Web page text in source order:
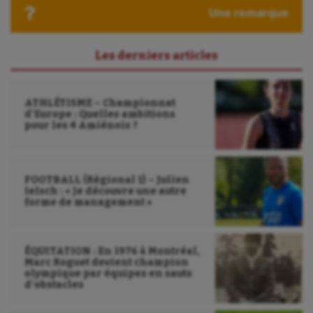
Natation artistique
Omnisports
Outdoor
Parkour
Patinage artistique
Plongée
Randonnée / Marche
Une remarque
Les derniers articles
ATHLÉTISME – Championnat
d’Europe : Quelles ambitions
pour les 4 Amiénois ?
FOOTBALL (Régional 1) – Julien
Ielsch : « Je découvre une autre
forme de management »
ÉQUITATION : En 1976 à Montréal,
Marc Roguet devient champion
olympique par équipes en sauts
d’obstacles